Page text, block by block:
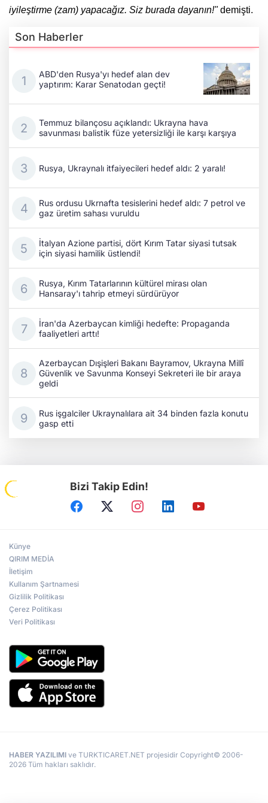
iyileştirme (zam) yapacağız. Siz burada dayanın!"demişti.
Son Haberler
ABD'den Rusya'yı hedef alan dev
yaptırım: Karar Senatodan geçti!
Temmuz bilançosu açıklandı: Ukrayna hava
savunması balistik füze yetersizliği ile karşı karşıya
Rusya, Ukraynalı itfaiyecileri hedef aldı: 2 yaralı!
Rus ordusu Ukrnafta tesislerini hedef aldı: 7 petrol ve
gaz üretim sahası vuruldu
İtalyan Azione partisi, dört Kırım Tatar siyasi tutsak
için siyasi hamilik üstlendi!
Rusya, Kırım Tatarlarının kültürel mirası olan
Hansaray'ı tahrip etmeyi sürdürüyor
İran'da Azerbaycan kimliği hedefte: Propaganda
faaliyetleri arttı!
Azerbaycan Dışişleri Bakanı Bayramov, Ukrayna Millî
Güvenlik ve Savunma Konseyi Sekreteri ile bir araya
geldi
Rus işgalciler Ukraynalılara ait 34 binden fazla konutu
gasp etti
Bizi Takip Edin!
Künye
QIRIM MEDİA
İletişim
Kullanım Şartnamesi
Gizlilik Politikası
Çerez Politikası
Veri Politikası
HABER YAZILIMI ve TURKTICARET.NET projesidir Copyright© 2006-
2026 Tüm hakları saklıdır.